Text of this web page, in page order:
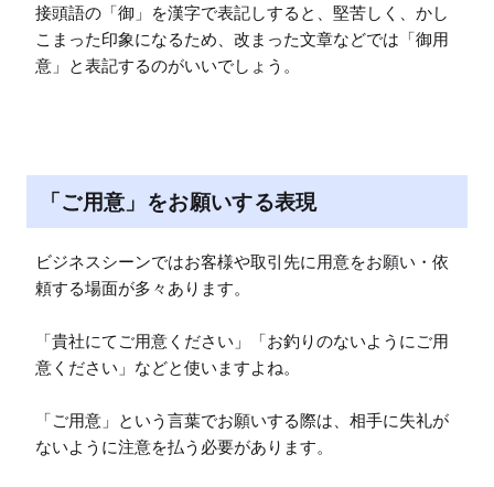
接頭語の「御」を漢字で表記しすると、堅苦しく、かし
こまった印象になるため、改まった文章などでは「御用
意」と表記するのがいいでしょう。
「ご用意」をお願いする表現
ビジネスシーンではお客様や取引先に用意をお願い・依
頼する場面が多々あります。
「貴社にてご用意ください」「お釣りのないようにご用
意ください」などと使いますよね。
「ご用意」という言葉でお願いする際は、相手に失礼が
ないように注意を払う必要があります。